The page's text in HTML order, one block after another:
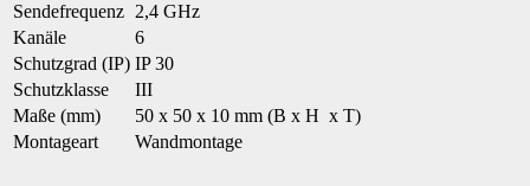
Sendefrequenz 2,4 GHz
Kanäle
6
Schutzgrad (IP) IP 30
Schutzklasse
III
Maße (mm)
50 x 50 x 10 mm (B x H x T)
Montageart
Wandmontage